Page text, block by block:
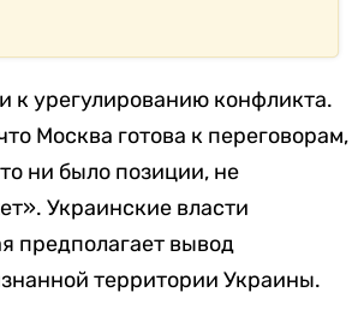
к урегулированию конфликта.
Москва готова к переговорам,
ни было позиции, не
Украинские власти
предполагает вывод
территории Украины.